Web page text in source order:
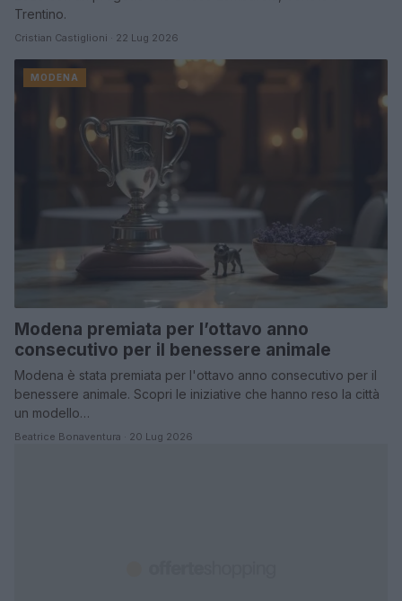
Trentino.
Cristian Castiglioni · 22 Lug 2026
MODENA
Modena premiata per l’ottavo anno
consecutivo per il benessere animale
Modena è stata premiata per l'ottavo anno consecutivo per il
benessere animale. Scopri le iniziative che hanno reso la città
un modello…
Beatrice Bonaventura · 20 Lug 2026